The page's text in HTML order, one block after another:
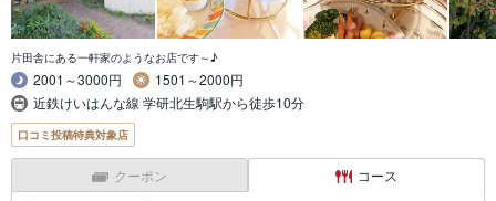
片田舎にある一軒家のようなお店です～♪
2001～3000円
1501～2000円
近鉄けいはんな線 学研北生駒駅から徒歩10分
口コミ投稿特典対象店
クーポン コース